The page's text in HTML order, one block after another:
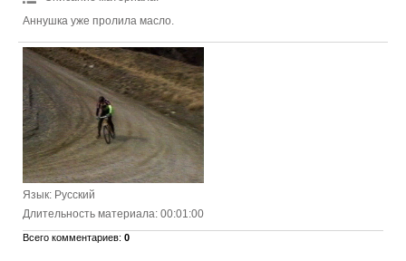
Аннушка уже пролила масло.
Язык: Русский
Длительность материала: 00:01:00
Всего комментариев: 0